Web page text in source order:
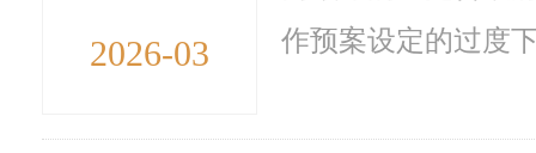
2026-03
作预案设定的过度